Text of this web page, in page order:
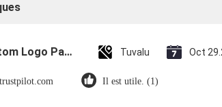
Custom Logo Paper Cardboard Packing Folding White / Black / Rose Gold Luxury Magnetic Gift Box with Ribbon Closure Tuvalu Oct
trustpilot.com Il est utile. (1)